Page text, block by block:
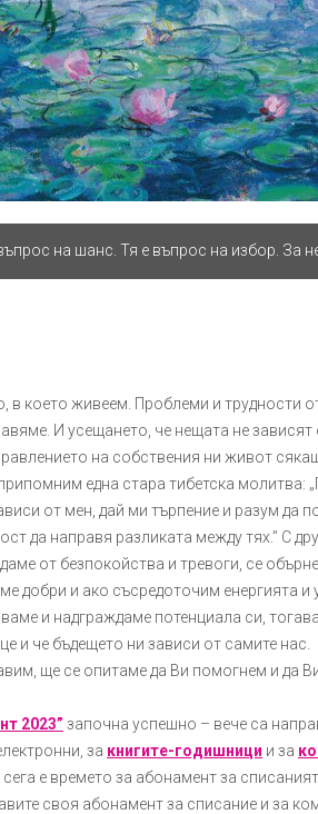
на шанс. Тя е въпрос на избор. За
в което живеем. Проблеми и трудности
И усещането, че нещата не
на собствения ни живот
една стара тибетска молитва:
от мен, дай ми търпение и разум да
да направя разликата между тях.” С
от безпокойства и тревоги, се
добри и ако съсредоточим енергията
и надграждаме потенциала си,
и че бъдещето ни зависи от самите нас.
ще се опитаме да Ви помогнем и да
2023” започна успешно – вече са
за книгите-годишници и за
сега е времето за абонамент за
своя абонамент за списание и за